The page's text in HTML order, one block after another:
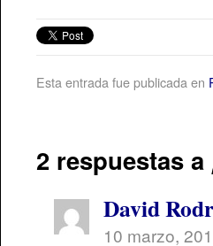
Esta entrada fue publicada en
2 respuestas a
David
10 marzo,